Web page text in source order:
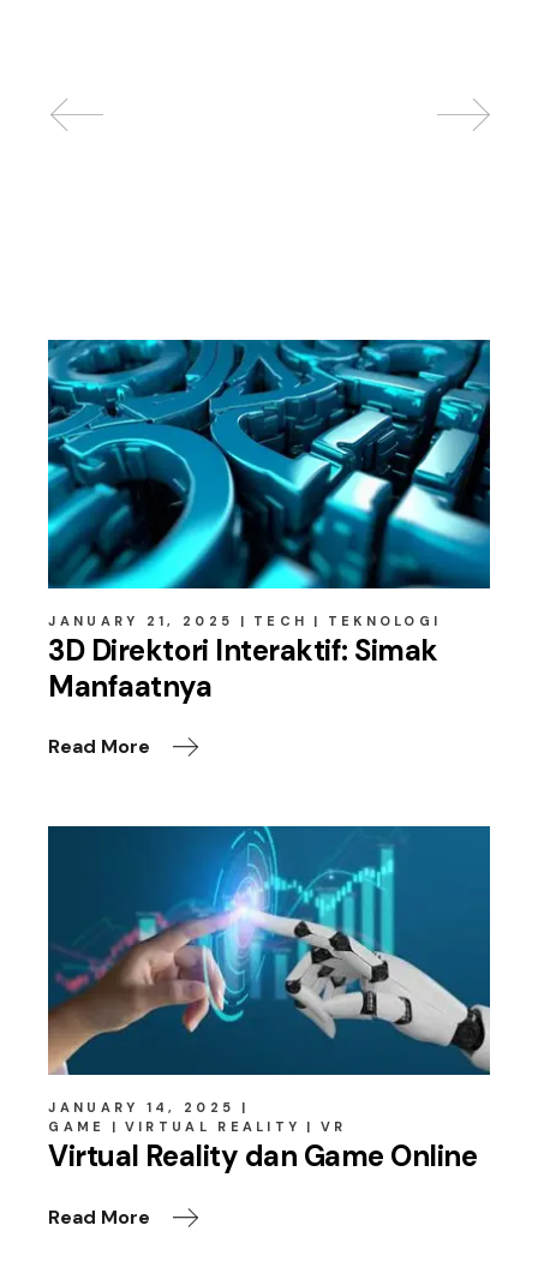
JANUARY 21, 2025 TECH TEKNOLOGI
3D Direktori Interaktif: Simak
Manfaatnya
Read More
JANUARY 14, 2025
GAME
VIRTUAL REALITY VR
Virtual Reality dan Game Online
Read More